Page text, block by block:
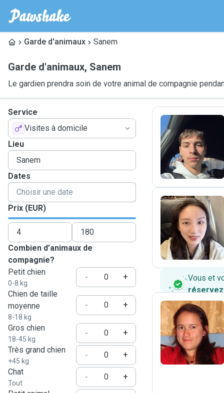
Garde d'animaux Sanem
Garde d'animaux, Sanem
Le gardien prendra soin de votre animal de compagnie
Service
Visites à domicile
Lieu
Dates
Prix (EUR)
Combien d’animaux de
compagnie?
Petit chien
0-8 kg
-
+
Chien de taille
moyenne
8-18 kg
- +
Gros chien
18-45 kg
-
+
Très grand chien
+45 kg
-
+
Chat
Tout
-
+
R
A
Vous et
réservez
J